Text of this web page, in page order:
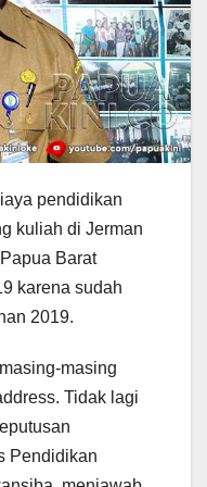
pendidikan
kuliah di Jerman
Barat
karena sudah
2019.
masing
Tidak lagi
Pendidikan